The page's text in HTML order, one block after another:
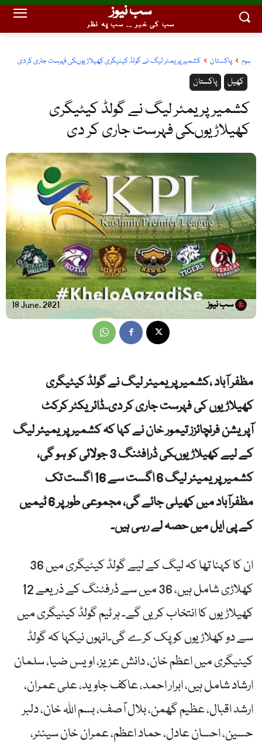
سب نیوز
سب کی خبر ... سب پہ نظر
ہوم پاکستان کشمیر پریمئر لیگ نے گولڈ کیٹیگری کھیلاڑیوںکی فہرست جاری کر دی
پاکستان کھیل
کشمیر پریمئر لیگ نے گولڈ کیٹیگری
کھیلاڑیوںکی فہرست جاری کر دی
18 June, 2021 سب نیوز
مظفر آباد ،کشمیر پریمیئر لیگ نے گولڈ کیٹیگری
کھیلاڑیوں کی فہرست جاری کر دی۔ڈائریکٹر کرکٹ
آپریشن فرنچائزز تیمور خان نے کہا کہ کشمیر پریمیئر لیگ
کے لیے کھیلاڑیوںکی ڈرافٹنگ 3 جولائی کو ہو گی،
کشمیر پریمیئر لیگ 6 اگست سے 16 اگست تک
مظفرآباد میں کھیلی جائے گی، مجموعی طور پر 6 ٹیمیں
کے پی ایل میں حصہ لے رہی ہیں۔
ان کا کہنا تھا کہ لیگ کے لیے گولڈ کیٹیگری میں 36
کھلاڑی شامل ہیں، 36 میں سے ڈرفٹنگ کے ذریعے 12
کھیلاڑیوں کا انتخاب کریں گے۔ ہر ٹیم گولڈ کیٹیگری میں
سے دو کھلاڑیوں کو پک کرے گی۔انہوں نیکہا کہ گولڈ
کیٹیگری میں اعظم خان، دانش عزیز، اویس ضیا، سلمان
ارشاد شامل ہیں، ابرار احمد، عاکف جاوید، علی عمران،
ارشد اقبال، عظیم گھمن، بلال آصف، بسم اللہ خان، دلبر
حسین، احسان عادل، حماد اعظم، عمران خان سینئر،